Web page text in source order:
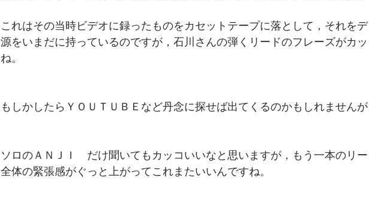
これはその当時ビデオに録ったものをカセットテープに落として，それを
源をいまだに持っているのですが，石川さんの弾くリードのフレーズがカ
ね。
もしかしたらＹＯＵＴＵＢＥなど丹念に探せば出てくるのかもしれません
ソロのＡＮＪＩ　だけ聞いてもカッコいいなと思いますが，もう一本のリ
全体の緊張感がぐっと上がってこれまたいいんですね。